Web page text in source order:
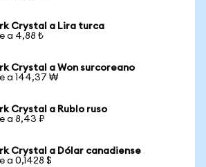
Crystal a Lira turca
a 4,88 ₺
Crystal a Won surcoreano
a 144,37 ₩
Crystal a Rublo ruso
a 8,43 ₽
Crystal a Dólar canadiense
a 0,1428 $